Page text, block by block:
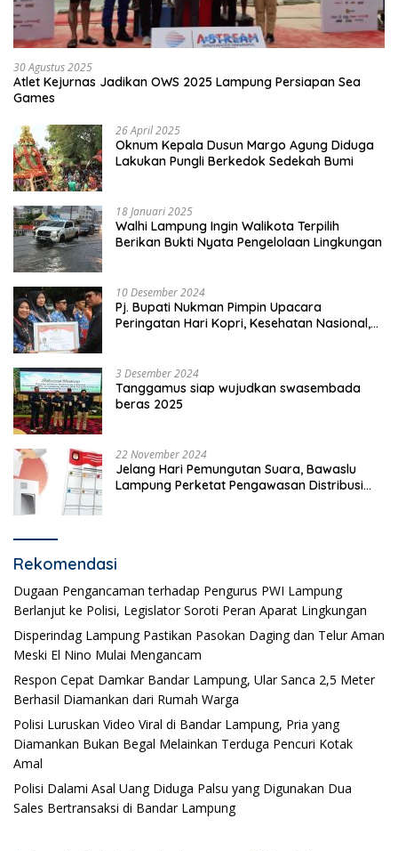
30 Agustus 2025
Atlet Kejurnas Jadikan OWS 2025 Lampung Persiapan Sea
Games
26 April 2025
Oknum Kepala Dusun Margo Agung Diduga
Lakukan Pungli Berkedok Sedekah Bumi
18 Januari 2025
Walhi Lampung Ingin Walikota Terpilih
Berikan Bukti Nyata Pengelolaan Lingkungan
10 Desember 2024
Pj. Bupati Nukman Pimpin Upacara
Peringatan Hari Kopri, Kesehatan Nasional,
3 Desember 2024
Tanggamus siap wujudkan swasembada
beras 2025
22 November 2024
Jelang Hari Pemungutan Suara, Bawaslu
Lampung Perketat Pengawasan Distribusi
Rekomendasi
Dugaan Pengancaman terhadap Pengurus PWI Lampung
Berlanjut ke Polisi, Legislator Soroti Peran Aparat Lingkungan
Disperindag Lampung Pastikan Pasokan Daging dan Telur Aman
Meski El Nino Mulai Mengancam
Respon Cepat Damkar Bandar Lampung, Ular Sanca 2,5 Meter
Berhasil Diamankan dari Rumah Warga
Polisi Luruskan Video Viral di Bandar Lampung, Pria yang
Diamankan Bukan Begal Melainkan Terduga Pencuri Kotak
Amal
Polisi Dalami Asal Uang Diduga Palsu yang Digunakan Dua
Sales Bertransaksi di Bandar Lampung